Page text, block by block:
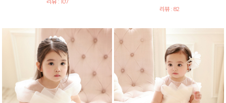
리뷰 : 82